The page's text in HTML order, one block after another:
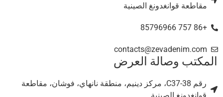
مقاطعة قوانغدونغ الصينية
+86 757 85796966
contacts@zevadenim.com
المكتب وصالة العرض
رقم C37-38، مركز دينيم، منطقة نانهاي، فوشان، مقاطعة